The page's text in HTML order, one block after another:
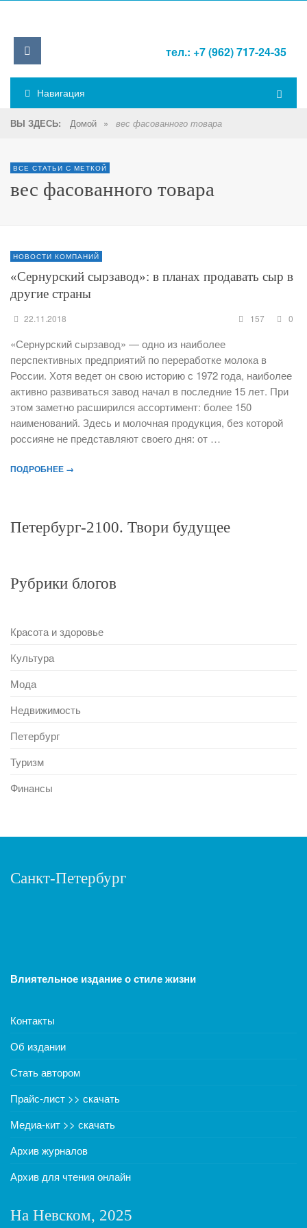
тел.: +7 (962) 717-24-35
Навигация
ВЫ ЗДЕСЬ: Домой » вес фасованного товара
ВСЕ СТАТЬИ С МЕТКОЙ
вес фасованного товара
НОВОСТИ КОМПАНИЙ
«Сернурский сырзавод»: в планах продавать сыр в
другие страны
22.11.2018 157 0
«Сернурский сырзавод» — одно из наиболее
перспективных предприятий по переработке молока в
России. Хотя ведет он свою историю с 1972 года, наиболее
активно развиваться завод начал в последние 15 лет. При
этом заметно расширился ассортимент: более 150
наименований. Здесь и молочная продукция, без которой
россияне не представляют своего дня: от …
ПОДРОБНЕЕ →
Петербург-2100. Твори будущее
Рубрики блогов
Красота и здоровье
Культура
Мода
Недвижимость
Петербург
Туризм
Финансы
Санкт-Петербург
Влиятельное издание о стиле жизни
Контакты
Об издании
Стать автором
Прайс-лист >> скачать
Медиа-кит >> скачать
Архив журналов
Архив для чтения онлайн
На Невском, 2025